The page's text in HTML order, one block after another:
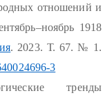
отношений и
1918
. 2023. Т. 67. № 1.
3
тренды